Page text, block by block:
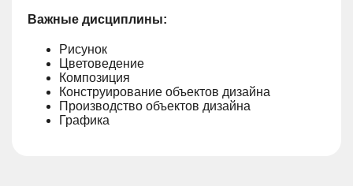
Важные дисциплины:
Рисунок
Цветоведение
Композиция
Конструирование объектов дизайна
Производство объектов дизайна
Графика